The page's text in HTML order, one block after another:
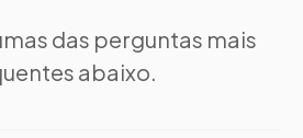
das perguntas mais
abaixo.